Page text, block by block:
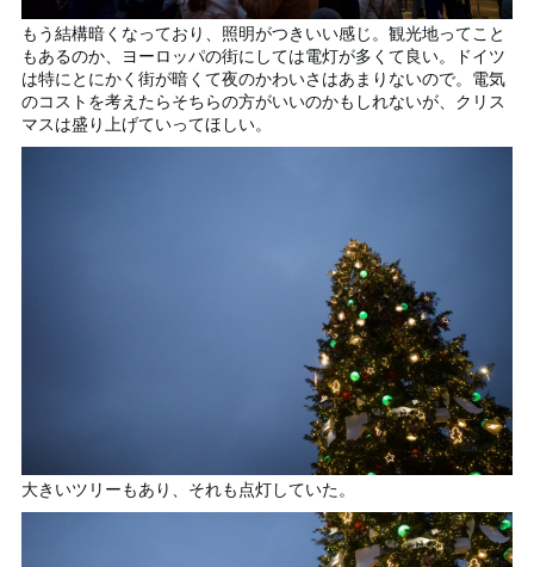
もう結構暗くなっており、照明がつきいい感じ。観光地ってこと
もあるのか、ヨーロッパの街にしては電灯が多くて良い。ドイツ
は特にとにかく街が暗くて夜のかわいさはあまりないので。電気
のコストを考えたらそちらの方がいいのかもしれないが、クリス
マスは盛り上げていってほしい。
大きいツリーもあり、それも点灯していた。